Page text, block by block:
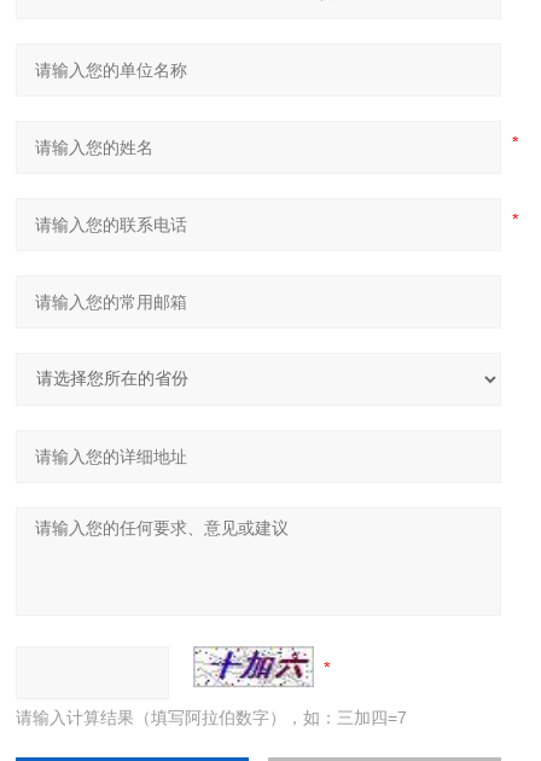
请输入计算结果（填写阿拉伯数字），如：三加四=7